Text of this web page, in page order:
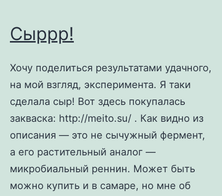
Сыррр!
Хочу поделиться результатами удачного,
на мой взгляд, эксперимента. Я таки
сделала сыр! Вот здесь покупалась
закваска: http://meito.su/ . Как видно из
описания — это не сычужный фермент,
а его растительный аналог —
микробиальный реннин. Может быть
можно купить и в самаре, но мне об